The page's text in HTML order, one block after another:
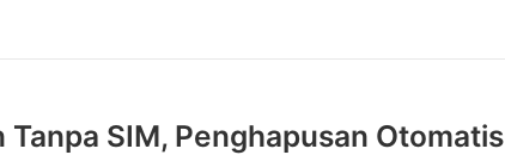
SIM, Penghapusan Otomatis